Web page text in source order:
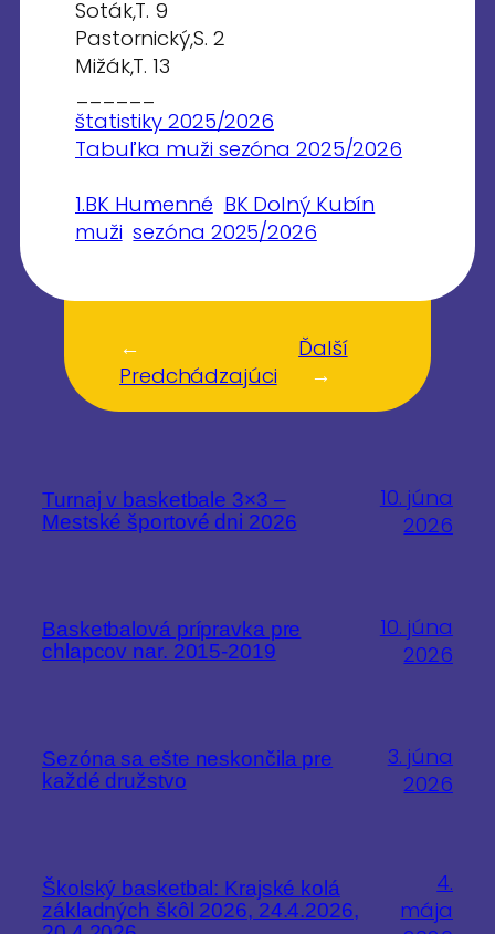
Soták,T. 9
Pastornický,S. 2
Mižák,T. 13
štatistiky 2025/2026
Tabuľka muži sezóna 2025/2026
1.BK Humenné BK Dolný Kubín
muži sezóna 2025/2026
←
Predchádzajúci
Ďalší
→
Turnaj v basketbale 3×3 –
Mestské športové dni 2026
10. júna
2026
Basketbalová prípravka pre
chlapcov nar. 2015-2019
10. júna
2026
Sezóna sa ešte neskončila pre
každé družstvo
3. júna
2026
Školský basketbal: Krajské kolá
základných škôl 2026, 24.4.2026,
4.
mája